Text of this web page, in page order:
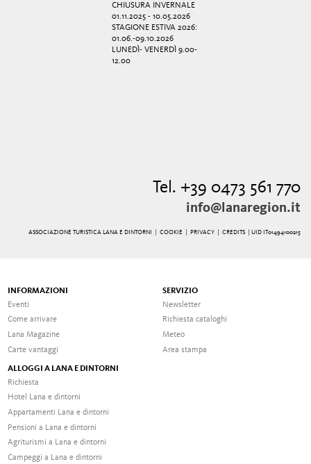
CHIUSURA INVERNALE
01.11.2025 - 10.05.2026
STAGIONE ESTIVA 2026:
01.06.-09.10.2026
LUNEDÌ- VENERDÌ 9.00-
12.00
Tel. +39 0473 561 770
info@lanaregion.it
ASSOCIAZIONE TURISTICA LANA E DINTORNI | COOKIE PRIVACY| CREDITS | UID IT01494100215
INFORMAZIONI
Eventi
Come arrivare
Lana Magazine
Carte vantaggi
SERVIZIO
Newsletter
Richiesta cataloghi
Meteo
Area stampa
ALLOGGI A LANA E DINTORNI
Richiesta
Hotel Lana e dintorni
Appartamenti Lana e dintorni
Pensioni a Lana e dintorni
Agriturismi a Lana e dintorni
Campeggi a Lana e dintorni